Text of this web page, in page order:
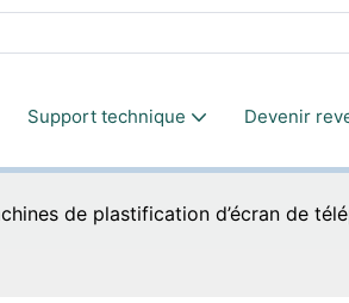
Support technique Devenir
de plastification d’écran de